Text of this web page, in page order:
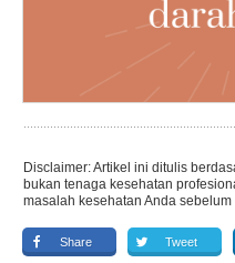
Disclaimer: Artikel ini ditulis
bukan tenaga kesehatan
masalah kesehatan Anda
Share Tweet